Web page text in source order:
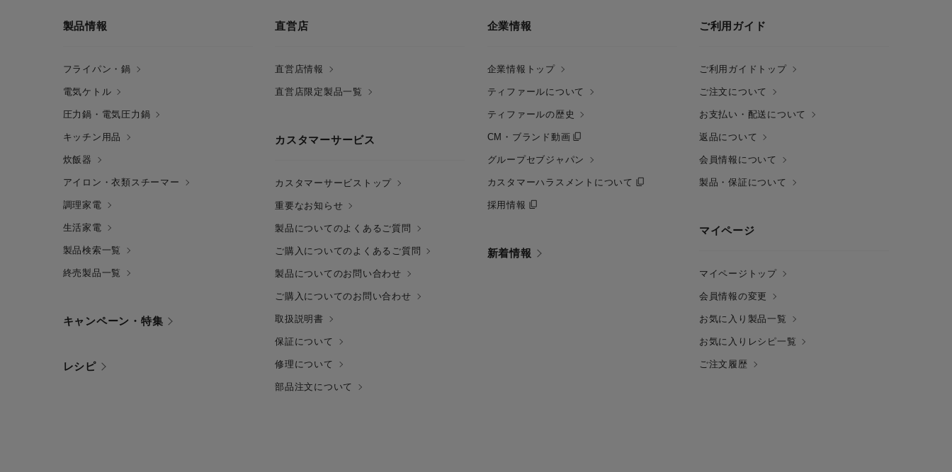
製品情報
フライパン・鍋
電気ケトル
圧力鍋・電気圧力鍋
キッチン用品
炊飯器
アイロン・衣類スチーマー
調理家電
生活家電
製品検索一覧
終売製品一覧
キャンペーン・特集
レシピ
直営店
直営店情報
直営店限定製品一覧
カスタマーサービス
カスタマーサービストップ
重要なお知らせ
製品についてのよくあるご質問
ご購入についてのよくあるご質問
製品についてのお問い合わせ
ご購入についてのお問い合わせ
取扱説明書
保証について
修理について
部品注文について
企業情報
企業情報トップ
ティファールについて
ティファールの歴史
CM・ブランド動画
グループセブジャパン
カスタマーハラスメントについて
採用情報
新着情報
ご利用ガイド
ご利用ガイドトップ
ご注文について
お支払い・配送について
返品について
会員情報について
製品・保証について
マイページ
マイページトップ
会員情報の変更
お気に入り製品一覧
お気に入りレシピ一覧
ご注文履歴